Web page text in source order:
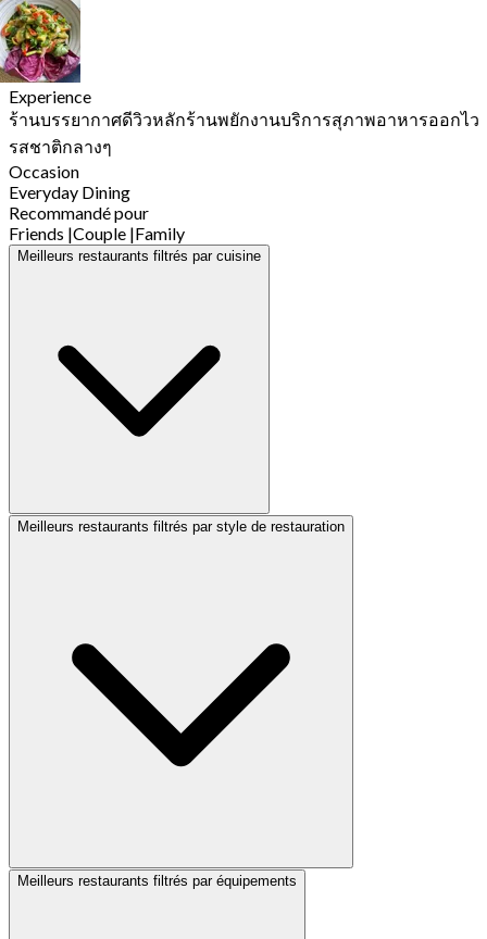
Experience
ร้านบรรยากาศดีวิวหลักร้านพยักงานบริการสุภาพอาหารออกไว
รสชาติกลางๆ
Occasion
Everyday Dining
Recommandé pour
Friends |Couple |Family
Meilleurs restaurants filtrés par cuisine
Meilleurs restaurants filtrés par style de restauration
Meilleurs restaurants filtrés par équipements